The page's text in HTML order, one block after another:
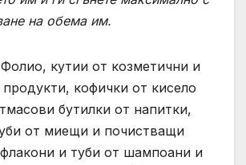
на обема им.
кутии от козметични и
кофички от кисело
бутилки от напитки,
от миещи и почистващи
и туби от шампоани и